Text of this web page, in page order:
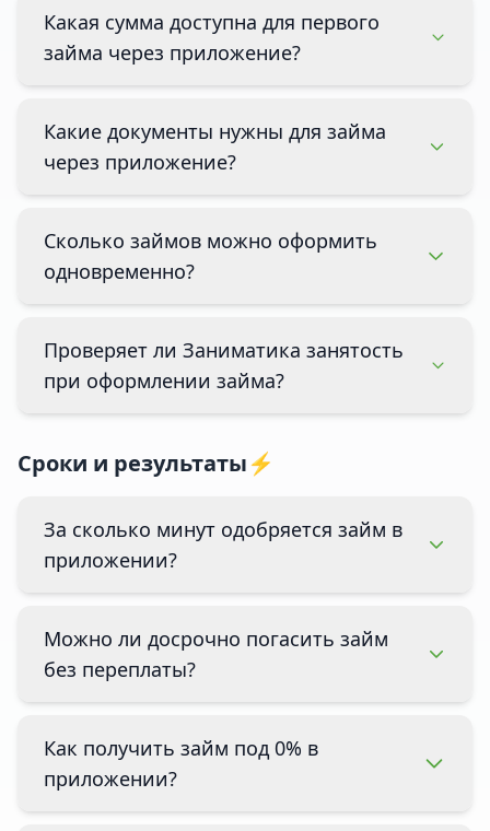
Какая сумма доступна для первого
займа через приложение?
Какие документы нужны для займа
через приложение?
Сколько займов можно оформить
одновременно?
Проверяет ли Заниматика занятость
при оформлении займа?
Сроки и результаты⚡
За сколько минут одобряется займ в
приложении?
Можно ли досрочно погасить займ
без переплаты?
Как получить займ под 0% в
приложении?